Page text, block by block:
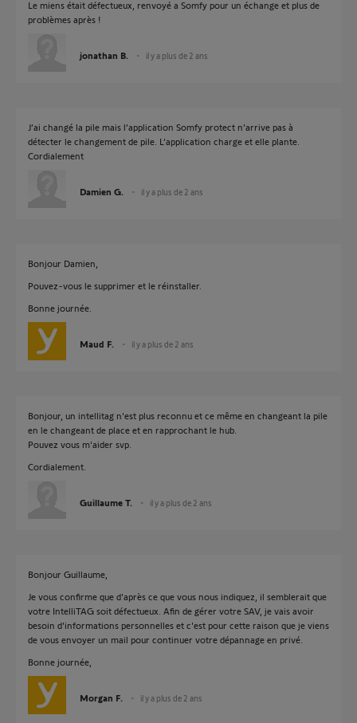
Le miens était défectueux, renvoyé a Somfy pour un échange et plus de
problèmes après !
jonathan B. il y a plus de 2 ans
J’ai changé la pile mais l’application Somfy protect n’arrive pas à
détecter le changement de pile. L’application charge et elle plante.
Cordialement
Damien G. il y a plus de 2 ans
Bonjour Damien,
Pouvez-vous le supprimer et le réinstaller.
Bonne journée.
Maud F. il y a plus de 2 ans
Bonjour, un intellitag n'est plus reconnu et ce même en changeant la pile
en le changeant de place et en rapprochant le hub.
Pouvez vous m'aider svp.
Cordialement.
Guillaume T. il y a plus de 2 ans
Bonjour Guillaume,
Je vous confirme que d'après ce que vous nous indiquez, il semblerait que
votre IntelliTAG soit défectueux. Afin de gérer votre SAV, je vais avoir
besoin d'informations personnelles et c'est pour cette raison que je viens
de vous envoyer un mail pour continuer votre dépannage en privé.
Bonne journée,
Morgan F. il y a plus de 2 ans